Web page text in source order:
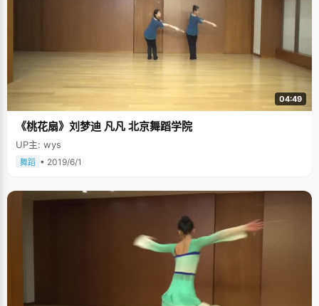
04:49
《桃花扇》刘梦迪 凡凡 北京舞蹈学院
UP主: wys
舞蹈 • 2019/6/1